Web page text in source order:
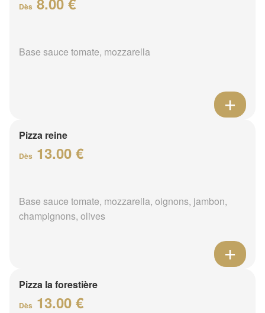
Dès
Base sauce tomate, mozzarella
Pizza reine
Dès 13.00 €
Base sauce tomate, mozzarella, oignons, jambon,
champignons, olives
Pizza la forestière
Dès 13.00 €